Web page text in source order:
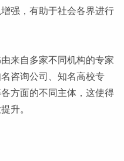
强，有助于社会各界进行
来自多家不同机构的专家
咨询公司、知名高校专
方面的不同主体，这使得
升。